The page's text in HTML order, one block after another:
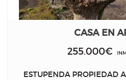
CASA EN
255.000€
ESTUPENDA PROPIEDAD